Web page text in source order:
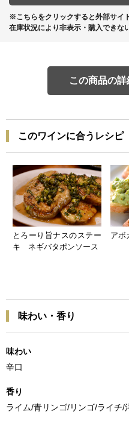
※こちらをクリックすると外部サイ
在庫状況により非表示・購入できな
この商品の
このワインに合うレシピ
とろーり旨ナスのステー
キ ネギバタポンソース
アボ
味わい・香り
味わい
辛口
香り
ライム/青リンゴ/リンゴ/ライチ/